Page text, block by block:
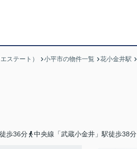
ステート） 小平市の物件一覧 花小金井駅
歩36分 中央線「武蔵小金井」駅徒歩38分